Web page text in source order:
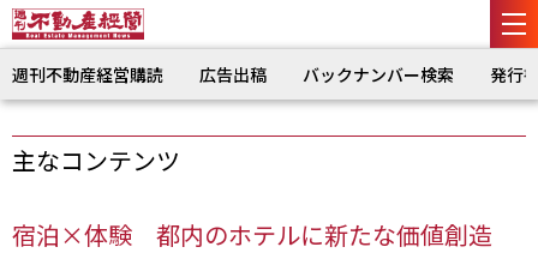
週刊不動産経営購読 広告出稿 バックナンバー検索 発行
主なコンテンツ
宿泊×体験 都内のホテルに新たな価値創造